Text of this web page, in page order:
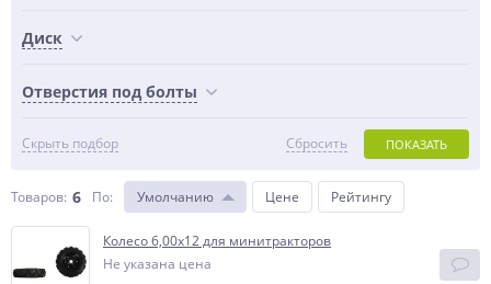
Диск
Отверстия под болты
Скрыть подбор ПОКАЗАТЬ
Сбросить
Товаров: 6 По: Умолчанию Цене Рейтингу
Колесо 6,00х12 для минитракторов
Не указана цена